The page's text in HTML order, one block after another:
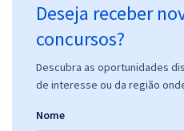
Deseja receber
concursos?
Descubra as oportunidades
de interesse ou da região
Nome